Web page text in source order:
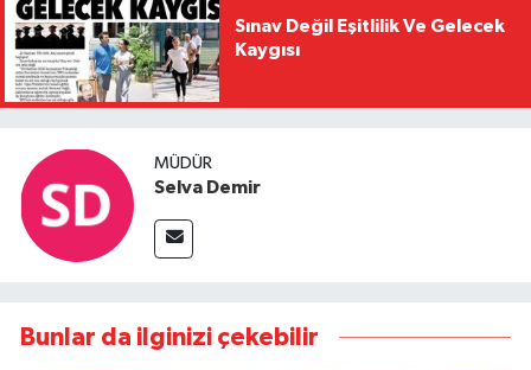
Sınav Değil Eşitlilik Ve Gelecek
Kaygısı
MÜDÜR
Selva Demir
Bunlar da ilginizi çekebilir